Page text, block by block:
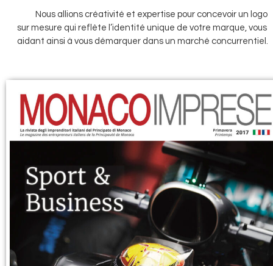
Nous allions créativité et expertise pour concevoir un logo
sur mesure qui reflète l’identité unique de votre marque, vous
aidant ainsi à vous démarquer dans un marché concurrentiel.